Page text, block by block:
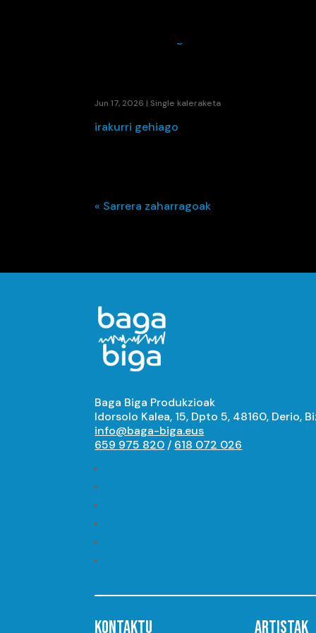
Jun 17, 2026 | Single kaleraketa
irakurri gehiago
« Sarrera zaharragoak
Baga Biga Produkzioak
Idorsolo Kalea, 15, Dpto 5, 48160, Derio,
info@baga-biga.eus
659 975 820 / 618 072 026
KONTAKTU ARTISTAK